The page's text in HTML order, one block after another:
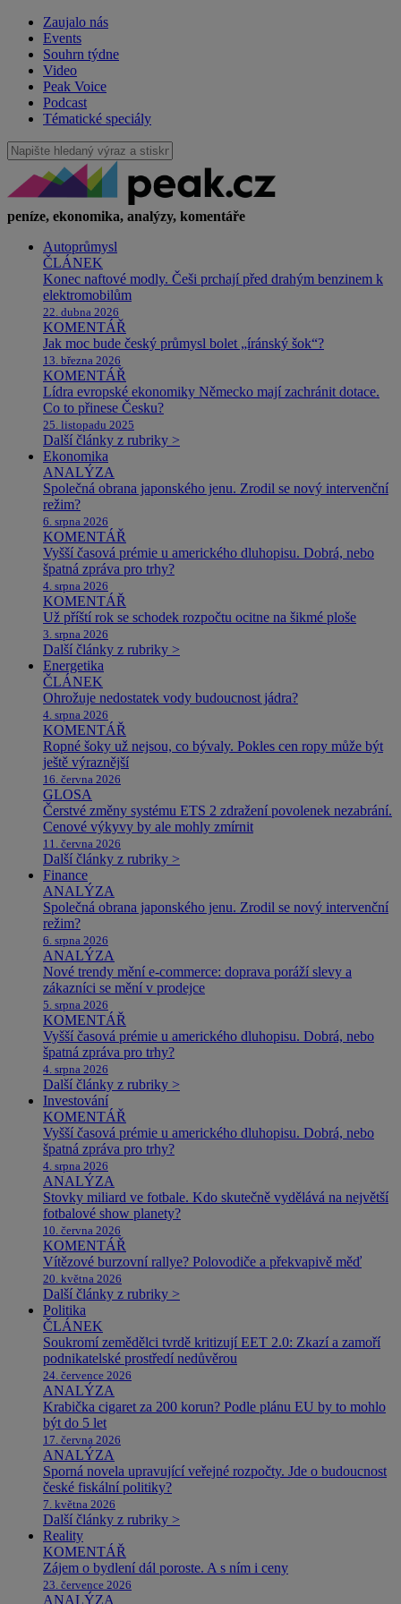
Zaujalo nás
Events
Souhrn týdne
Video
Peak Voice
Podcast
Tématické speciály
peníze, ekonomika, analýzy, komentáře
Autoprůmysl
ČLÁNEK
Konec naftové modly. Češi prchají před drahým benzinem k
elektromobilům
22. dubna 2026
KOMENTÁŘ
Jak moc bude český průmysl bolet „íránský šok“?
13. března 2026
KOMENTÁŘ
Lídra evropské ekonomiky Německo mají zachránit dotace.
Co to přinese Česku?
25. listopadu 2025
Další články z rubriky >
Ekonomika
ANALÝZA
Společná obrana japonského jenu. Zrodil se nový intervenční
režim?
6. srpna 2026
KOMENTÁŘ
Vyšší časová prémie u amerického dluhopisu. Dobrá, nebo
špatná zpráva pro trhy?
4. srpna 2026
KOMENTÁŘ
Už příští rok se schodek rozpočtu ocitne na šikmé ploše
3. srpna 2026
Další články z rubriky >
Energetika
ČLÁNEK
Ohrožuje nedostatek vody budoucnost jádra?
4. srpna 2026
KOMENTÁŘ
Ropné šoky už nejsou, co bývaly. Pokles cen ropy může být
ještě výraznější
16. června 2026
GLOSA
Čerstvé změny systému ETS 2 zdražení povolenek nezabrání.
Cenové výkyvy by ale mohly zmírnit
11. června 2026
Další články z rubriky >
Finance
ANALÝZA
Společná obrana japonského jenu. Zrodil se nový intervenční
režim?
6. srpna 2026
ANALÝZA
Nové trendy mění e-commerce: doprava poráží slevy a
zákazníci se mění v prodejce
5. srpna 2026
KOMENTÁŘ
Vyšší časová prémie u amerického dluhopisu. Dobrá, nebo
špatná zpráva pro trhy?
4. srpna 2026
Další články z rubriky >
Investování
KOMENTÁŘ
Vyšší časová prémie u amerického dluhopisu. Dobrá, nebo
špatná zpráva pro trhy?
4. srpna 2026
ANALÝZA
Stovky miliard ve fotbale. Kdo skutečně vydělává na největší
fotbalové show planety?
10. června 2026
KOMENTÁŘ
Vítězové burzovní rallye? Polovodiče a překvapivě měď
20. května 2026
Další články z rubriky >
Politika
ČLÁNEK
Soukromí zemědělci tvrdě kritizují EET 2.0: Zkazí a zamoří
podnikatelské prostředí nedůvěrou
24. července 2026
ANALÝZA
Krabička cigaret za 200 korun? Podle plánu EU by to mohlo
být do 5 let
17. června 2026
ANALÝZA
Sporná novela upravující veřejné rozpočty. Jde o budoucnost
české fiskální politiky?
7. května 2026
Další články z rubriky >
Reality
KOMENTÁŘ
Zájem o bydlení dál poroste. A s ním i ceny
23. července 2026
ANALÝZA